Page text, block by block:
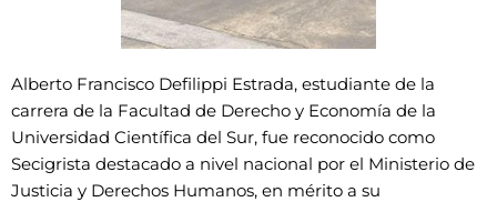
Alberto Francisco Defilippi Estrada, estudiante de la
carrera de la Facultad de Derecho y Economía de la
Universidad Científica del Sur, fue reconocido como
Secigrista destacado a nivel nacional por el Ministerio de
Justicia y Derechos Humanos, en mérito a su